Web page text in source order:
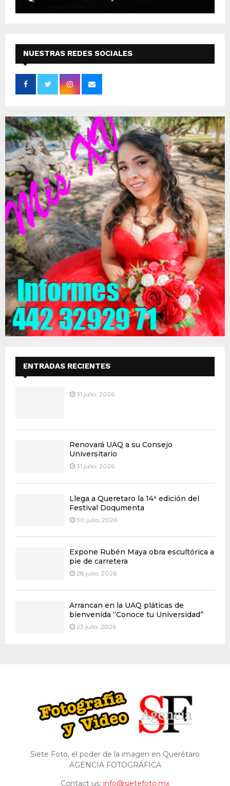
NUESTRAS REDES SOCIALES
ENTRADAS RECIENTES
31 julio, 2026
Renovará UAQ a su Consejo
Universitario
31 julio, 2026
Llega a Queretaro la 14ª edición del
Festival Doqumenta
30 julio, 2026
Expone Rubén Maya obra escultórica a
pie de carretera
28 julio, 2026
Arrancan en la UAQ pláticas de
bienvenida “Conoce tu Universidad”
23 julio, 2026
Siete Foto, el poder de la imagen en Querétaro
AGENCIA FOTOGRÁFICA
Contact us: info@sietefoto.mx